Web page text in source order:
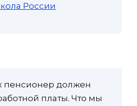
России
пенсионер должен
платы. Что мы